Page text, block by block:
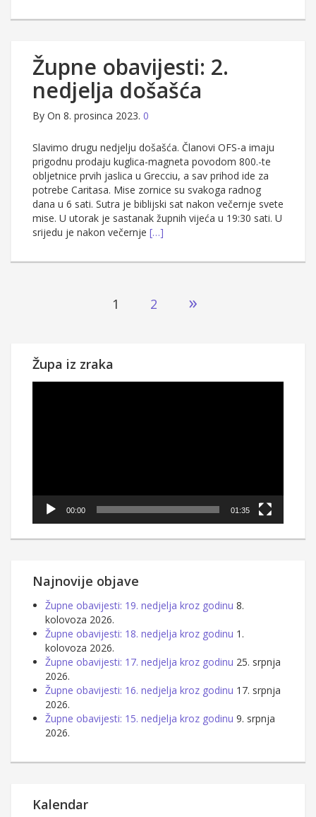
Župne obavijesti: 2.
nedjelja došašća
By On 8. prosinca 2023. 0
Slavimo drugu nedjelju došašća. Članovi OFS-a imaju
prigodnu prodaju kuglica-magneta povodom 800.-te
obljetnice prvih jaslica u Grecciu, a sav prihod ide za
potrebe Caritasa. Mise zornice su svakoga radnog
dana u 6 sati. Sutra je biblijski sat nakon večernje svete
mise. U utorak je sastanak župnih vijeća u 19:30 sati. U
srijedu je nakon večernje […]
1 2 »
Župa iz zraka
00:00 01:35
Najnovije objave
Župne obavijesti: 19. nedjelja kroz godinu 8.
kolovoza 2026.
Župne obavijesti: 18. nedjelja kroz godinu 1.
kolovoza 2026.
Župne obavijesti: 17. nedjelja kroz godinu 25. srpnja
2026.
Župne obavijesti: 16. nedjelja kroz godinu 17. srpnja
2026.
Župne obavijesti: 15. nedjelja kroz godinu 9. srpnja
2026.
Kalendar